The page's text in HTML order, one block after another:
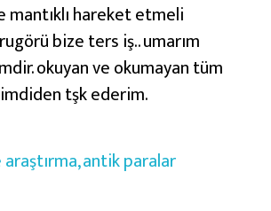
mantıklı hareket etmeli
bize ters iş.. umarım
okuyan ve okumayan tüm
tşk ederim.